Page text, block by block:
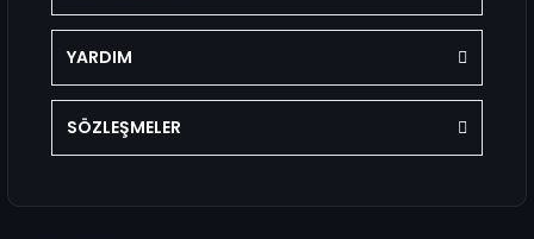
YARDIM
SÖZLEŞMELER